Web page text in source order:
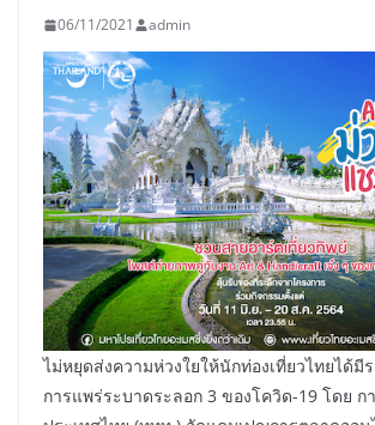
06/11/2021 admin
ไม่หยุดส่งความห่วงใยให้นักท่องเที่ยวไทยได้มี
การแพร่ระบาดระลอก 3 ของโควิด-19 โดย ก